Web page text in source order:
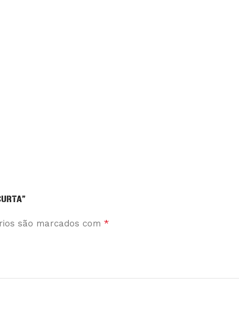
são marcados com *